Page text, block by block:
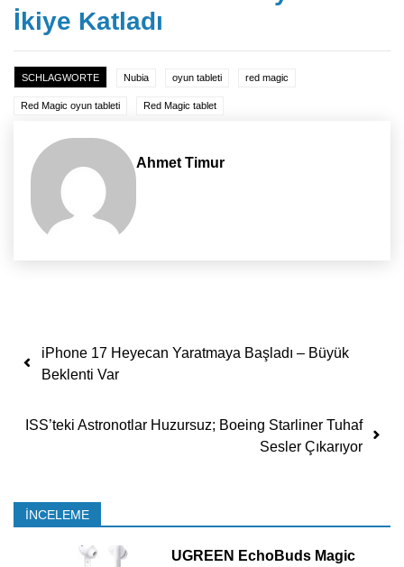
İkiye Katladı
SCHLAGWORTE Nubia oyun tableti red magic
Red Magic oyun tableti Red Magic tablet
Ahmet Timur
Yazı dolaşımı
iPhone 17 Heyecan Yaratmaya Başladı – Büyük
Beklenti Var
ISS’teki Astronotlar Huzursuz; Boeing Starliner Tuhaf
Sesler Çıkarıyor
İNCELEME
UGREEN EchoBuds Magic